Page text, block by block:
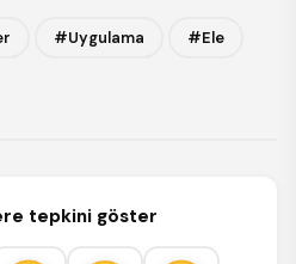
#Uygulama #Ele
tepkini göster